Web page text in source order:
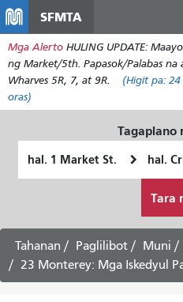
SFMTA
Mga Alerto HULING UPDATE:
ng Market/5th. Papasok/Palabas na
Wharves 5R, 7, at 9R.
(Higit pa: 24
oras)
Tagaplano
Tara
Tahanan Paglilibot Muni
23 Monterey: Mga Iskedyul